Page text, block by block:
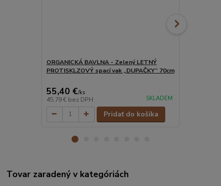
ORGANICKÁ BAVLNA - Zelený LETNÝ
PROTISKLZOVÝ spací vak „DUPAČKY“ 70cm
55,40 €/ks
45,79 € bez DPH SKLADEM
Pridať do košíka
Tovar zaradený v kategóriách